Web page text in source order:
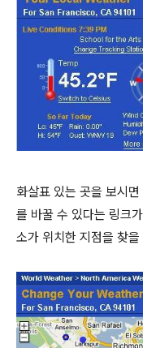
화살표 있는 곳을 보시
를 바꿀 수 있다는 링크
소가 위치한 지점을 찾